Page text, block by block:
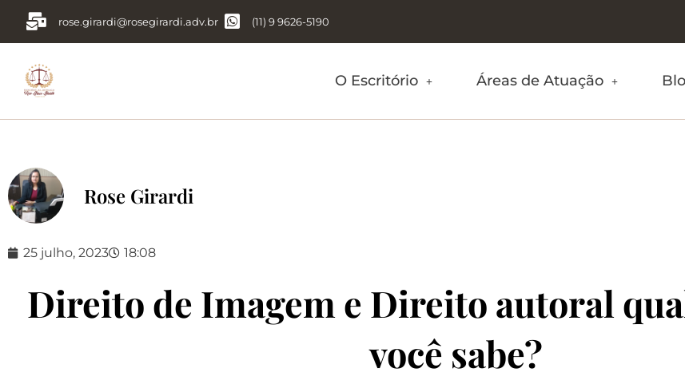
rose.girardi@rosegirardi.adv.br (11) 9 9626-5190
O Escritório Áreas de Atuação
Rose Girardi
25 julho, 2023 18:08
Direito de Imagem e Direito autoral
você sabe?